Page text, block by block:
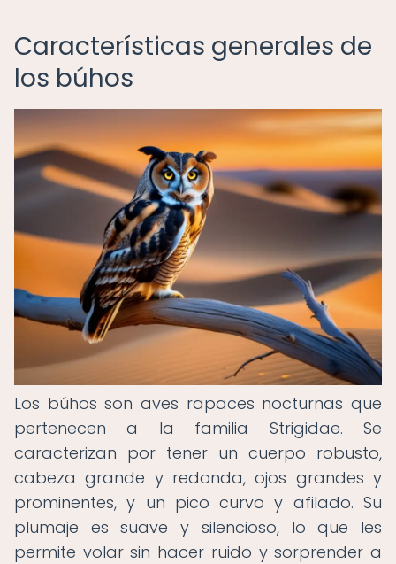
Características generales de
los búhos
Los búhos son aves rapaces nocturnas que
pertenecen a la familia Strigidae. Se
caracterizan por tener un cuerpo robusto,
cabeza grande y redonda, ojos grandes y
prominentes, y un pico curvo y afilado. Su
plumaje es suave y silencioso, lo que les
permite volar sin hacer ruido y sorprender a